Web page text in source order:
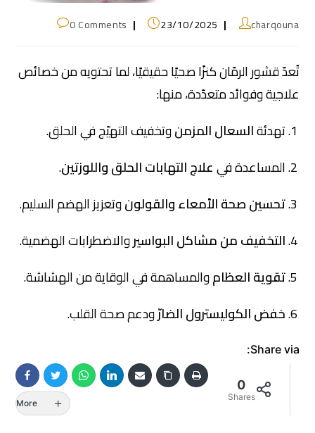
charqouna
23/10/2025
0 Comments
تُعدّ قشور الرمّان كنزًا صحيًا حقيقيًا، لما تحتويه من خصائص
علاجية وفوائد متعدّدة، منها:
تهدئةالسعال المزمنوتخفيف التهيّج في الحلق.
المساعدة فيعلاج التهابات الحلق واللوزتين.
تحسين صحة الأمعاء والقولونوتعزيز الهضم السليم.
التخفيف من مشاكل البواسيروالاضطرابات الهضمية.
تقوية العظاموالمساهمة في الوقاية من الهشاشة.
خفض الكوليسترول الضارّودعم صحة القلب.
Share via:
0
Shares
More